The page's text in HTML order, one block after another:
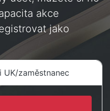
akce
jako
UK/zaměstnanec